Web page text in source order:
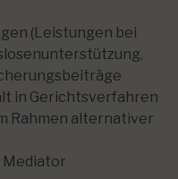
(Leistungen bei
in Gerichtsverfahren
Rahmen alternativer
Mediator